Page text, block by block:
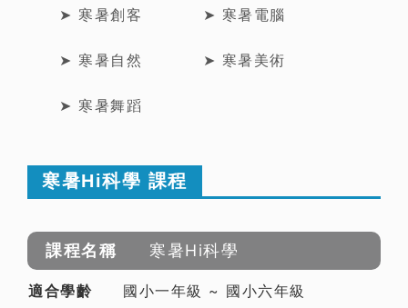
➤ 寒暑創客 ➤ 寒暑電腦
➤ 寒暑自然 ➤ 寒暑美術
➤ 寒暑舞蹈
寒暑Hi科學 課程
寒暑Hi科學
國小一年級 ~ 國小六年級